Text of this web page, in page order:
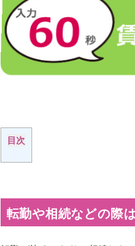
目次
転勤や相続などの際